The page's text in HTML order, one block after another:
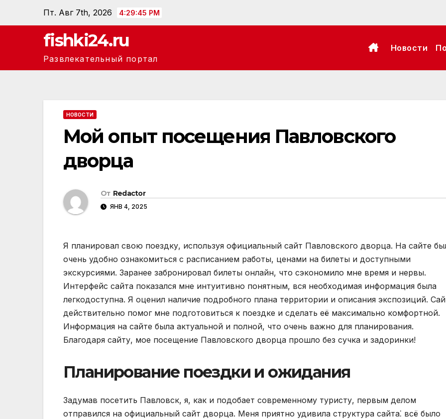
содержанию
Пт. Авг 7th, 2026 4:29:46 PM
fishki24.ru
Развлекательный портал
Новости
НОВОСТИ
Мой опыт посещения Павловского
дворца
От Redactor
ЯНВ 4, 2025
Я планировал свою поездку, используя официальный сайт Павловского дворца. На сайте
очень удобно ознакомиться с расписанием работы, ценами на билеты и доступными
экскурсиями. Заранее забронировал билеты онлайн, что сэкономило мне время и нервы.
Интерфейс сайта показался мне интуитивно понятным, вся необходимая информация была
легкодоступна. Я оценил наличие подробного плана территории и описания экспозиций.
действительно помог мне подготовиться к поездке и сделать её максимально комфортной.
Информация на сайте была актуальной и полной, что очень важно для планирования.
Благодаря сайту, мое посещение Павловского дворца прошло без сучка и задоринки!
Планирование поездки и ожидания
Задумав посетить Павловск, я, как и подобает современному туристу, первым делом
отправился на официальный сайт дворца. Меня приятно удивила структура сайта⁚ всё было